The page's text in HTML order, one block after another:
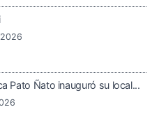
Pato Ñato inauguró su local...